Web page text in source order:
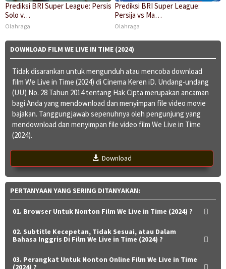
Prediksi BRI Super League: Persis
Solo v…
Olahraga
Prediksi BRI Super League:
Persija vs Ma…
Olahraga
DOWNLOAD FILM WE LIVE IN TIME (2024)
Tidak disarankan untuk mengunduh atau mencoba download
film We Live in Time (2024) di Cinema Keren iD. Undang-undang
(UU) No. 28 Tahun 2014 tentang Hak Cipta merupakan ancaman
bagi Anda yang mendownload dan menyimpan file video movie
bajakan. Tanggungjawab sepenuhnya oleh pengunjung yang
mendownload dan menyimpan file video film We Live in Time
(2024).
Download
PERTANYAAN YANG SERING DITANYAKAN:
01. Browser Untuk Nonton Film We Live in Time (2024) ?
02. Subtitle Kecepetan, Tidak Sesuai, atau Dalam
Bahasa Inggris Di Film We Live in Time (2024) ?
03. Perangkat Untuk Nonton Online Film We Live in Time
(2024) ?